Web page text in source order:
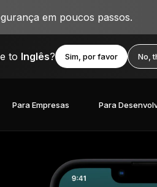
em poucos passos.
to Inglês? Sim, por favor No,
Para Empresas Para